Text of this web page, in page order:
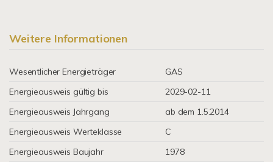
Weitere Informationen
Wesentlicher Energieträger
GAS
Energieausweis gültig bis
2029-02-11
Energieausweis Jahrgang
ab dem 1.5.2014
Energieausweis Werteklasse
C
Energieausweis Baujahr
1978